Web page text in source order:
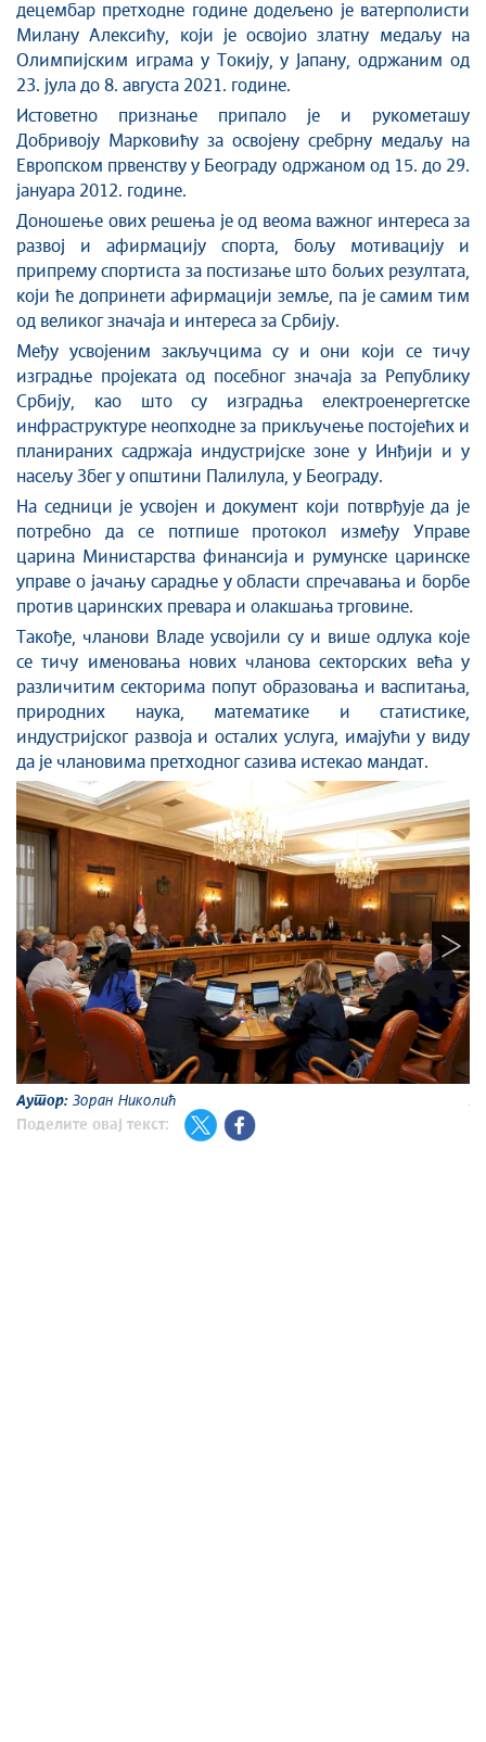
децембар претходне године додељено је ватерполисти
Милану Алексићу, који је освојио златну медаљу на
Олимпијским играма у Токију, у Јапану, одржаним од
23. јула до 8. августа 2021. године.
Истоветно признање припало је и рукометашу
Добривоју Марковићу за освојену сребрну медаљу на
Европском првенству у Београду одржаном од 15. до 29.
јануара 2012. године.
Доношење ових решења је од веома важног интереса за
развој и афирмацију спорта, бољу мотивацију и
припрему спортиста за постизање што бољих резултата,
који ћe допринети афирмацији земље, па је самим тим
од великог значаја и интереса за Србију.
Међу усвојеним закључцима су и они који се тичу
изградње пројеката од посебног значаја за Републику
Србију, као што су изградња електроенергетске
инфраструктуре неопходне за прикључење постојећих и
планираних садржаја индустријске зоне у Инђији и у
насељу Збег у општини Палилула, у Београду.
На седници је усвојен и документ који потврђује да је
потребно да се потпише протокол између Управе
царина Министарства финансија и румунске царинске
управе о јачању сарадње у области спречавања и борбе
против царинских превара и олакшања трговине.
Такође, чланови Владе усвојили су и више одлука које
се тичу именовања нових чланова секторских већа у
различитим секторима попут образовања и васпитања,
природних наука, математике и статистике,
индустријског развоја и осталих услуга, имајући у виду
да је члановима претходног сазива истекао мандат.
Аутор: Зоран Николић
Поделите овај текст: